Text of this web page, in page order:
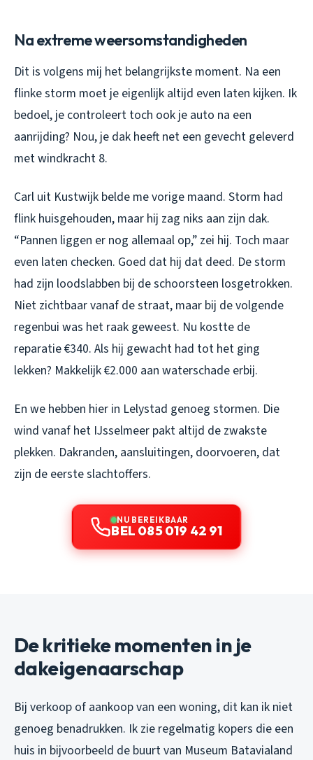
Na extreme weersomstandigheden
Dit is volgens mij het belangrijkste moment. Na een
flinke storm moet je eigenlijk altijd even laten kijken. Ik
bedoel, je controleert toch ook je auto na een
aanrijding? Nou, je dak heeft net een gevecht geleverd
met windkracht 8.
Carl uit Kustwijk belde me vorige maand. Storm had
flink huisgehouden, maar hij zag niks aan zijn dak.
“Pannen liggen er nog allemaal op,” zei hij. Toch maar
even laten checken. Goed dat hij dat deed. De storm
had zijn loodslabben bij de schoorsteen losgetrokken.
Niet zichtbaar vanaf de straat, maar bij de volgende
regenbui was het raak geweest. Nu kostte de
reparatie €340. Als hij gewacht had tot het ging
lekken? Makkelijk €2.000 aan waterschade erbij.
En we hebben hier in Lelystad genoeg stormen. Die
wind vanaf het IJsselmeer pakt altijd de zwakste
plekken. Dakranden, aansluitingen, doorvoeren, dat
zijn de eerste slachtoffers.
NU BEREIKBAAR
BEL 085 019 42 91
De kritieke momenten in je
dakeigenaarschap
Bij verkoop of aankoop van een woning, dit kan ik niet
genoeg benadrukken. Ik zie regelmatig kopers die een
huis in bijvoorbeeld de buurt van Museum Batavialand